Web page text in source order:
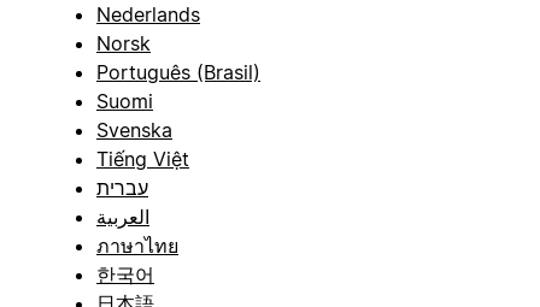
Nederlands
Norsk
Português (Brasil)
Suomi
Svenska
Tiếng Việt
עברית
العربية
ภาษาไทย
한국어